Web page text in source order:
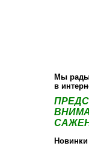
Мы рады
в
Новинки